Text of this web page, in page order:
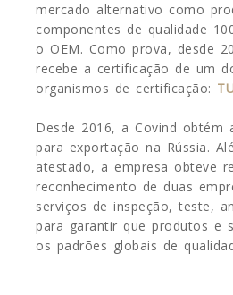
mercado alternativo como
componentes de qualidade
o OEM. Como prova, desde
recebe a certificação de um
organismos de certificação:
Desde 2016, a Covind obtém
para exportação na Rússia.
atestado, a empresa obteve
reconhecimento de duas
serviços de inspeção, teste,
para garantir que produtos e
os padrões globais de